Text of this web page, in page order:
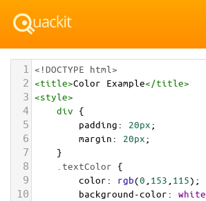
1 <!DOCTYPE html>
2 <title>Color Example</title>
3 <style>
4 div {
5 padding: 20px;
6 margin: 20px;
7 }
8 .textColor {
9 color: rgb(0 153 115);
10 background-color: white